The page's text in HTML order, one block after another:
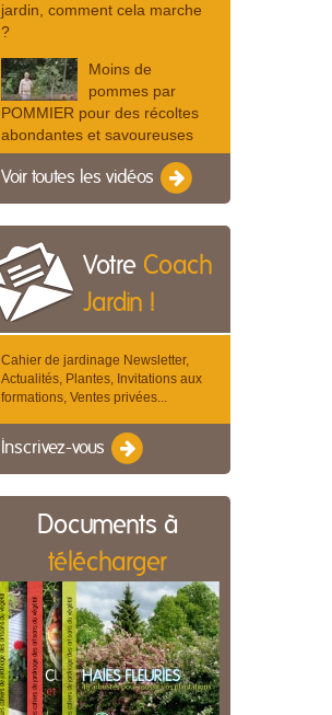
jardin, comment cela marche
?
Moins de
pommes par
POMMIER pour des récoltes
abondantes et savoureuses
Voir toutes les vidéos
Votre Coach
Jardin !
Cahier de jardinage Newsletter,
Actualités, Plantes, Invitations aux
formations, Ventes privées...
Inscrivez-vous
Documents à
télécharger